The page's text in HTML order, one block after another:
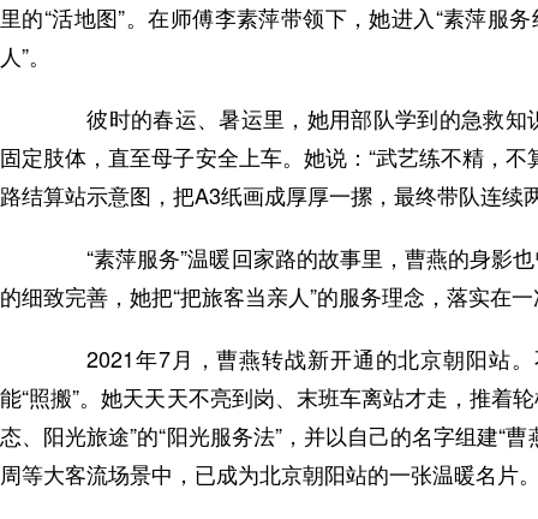
里的“活地图”。在师傅李素萍带领下，她进入“素萍服
人”。
彼时的春运、暑运里，她用部队学到的急救知
固定肢体，直至母子安全上车。她说：“武艺练不精，
路结算站示意图，把A3纸画成厚厚一摞，最终带队连续
“素萍服务”温暖回家路的故事里，曹燕的身影
的细致完善，她把“把旅客当亲人”的服务理念，落实在
2021年7月，曹燕转战新开通的北京朝阳站。
能“照搬”。她天天天不亮到岗、末班车离站才走，推着
态、阳光旅途”的“阳光服务法”，并以自己的名字组建“
周等大客流场景中，已成为北京朝阳站的一张温暖名片